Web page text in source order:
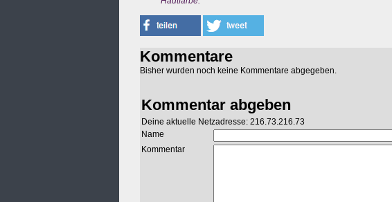
Kommentare
Bisher wurden noch keine Kommentare abgegeben.
Kommentar abgeben
Deine aktuelle Netzadresse: 216.73.216.73
Name
Kommentar